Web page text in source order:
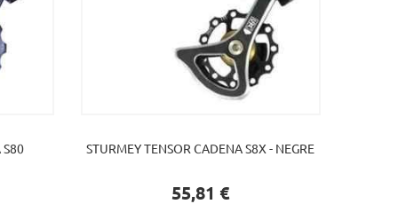
S80 STURMEY TENSOR CADENA S8X - NEGRE
Preu
55,81 €